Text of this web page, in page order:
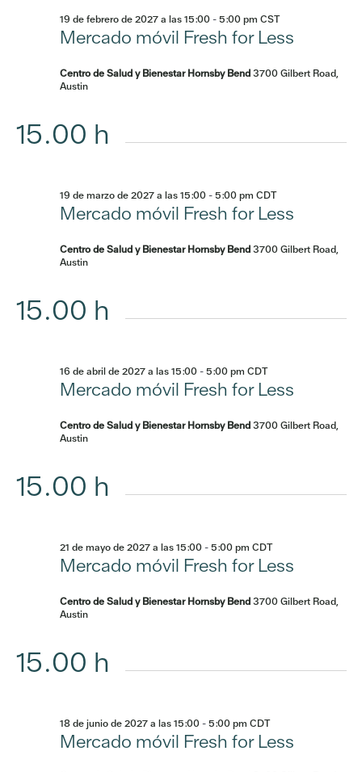
Mercado móvil Fresh for Less
19 de febrero de 2027 a las 15:00-5:00 pm CST
Centro de Salud y Bienestar Hornsby Bend3700 Gilbert Road,
Austin
15.00 h
Mercado móvil Fresh for Less
19 de marzo de 2027 a las 15:00-5:00 pm CDT
Centro de Salud y Bienestar Hornsby Bend3700 Gilbert Road,
Austin
15.00 h
Mercado móvil Fresh for Less
16 de abril de 2027 a las 15:00-5:00 pm CDT
Centro de Salud y Bienestar Hornsby Bend3700 Gilbert Road,
Austin
15.00 h
Mercado móvil Fresh for Less
21 de mayo de 2027 a las 15:00-5:00 pm CDT
Centro de Salud y Bienestar Hornsby Bend3700 Gilbert Road,
Austin
15.00 h
Mercado móvil Fresh for Less
18 de junio de 2027 a las 15:00-5:00 pm CDT